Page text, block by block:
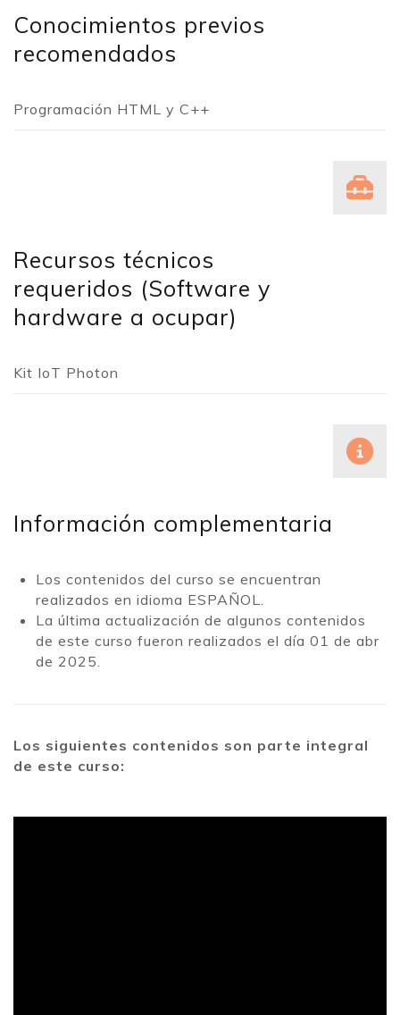
Conocimientos previos
recomendados
Programación HTML y C++
Recursos técnicos
requeridos (Software y
hardware a ocupar)
Kit IoT Photon
Información complementaria
Los contenidos del curso se encuentran
realizados en idioma ESPAÑOL.
La última actualización de algunos contenidos
de este curso fueron realizados el día 01 de abr
de 2025.
Los siguientes contenidos son parte integral
de este curso: